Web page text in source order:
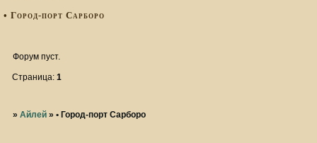
• Город-порт Сарборо
Форум пуст.
Страница:1
»Айлей »• Город-порт Сарборо